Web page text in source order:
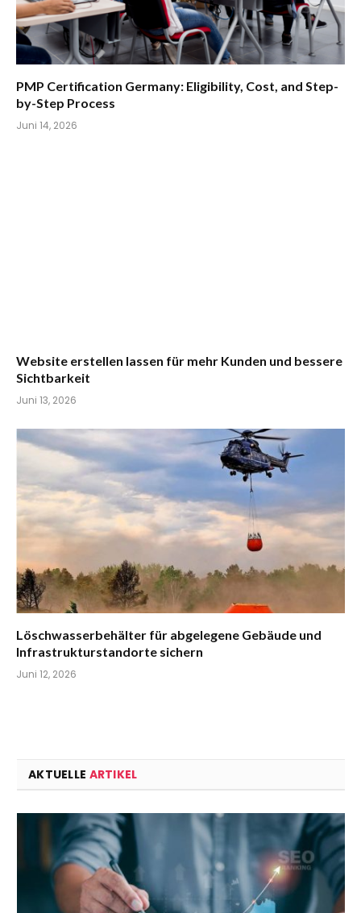
PMP Certification Germany: Eligibility, Cost, and Step-
by-Step Process
Juni 14, 2026
Website erstellen lassen für mehr Kunden und bessere
Sichtbarkeit
Juni 13, 2026
Löschwasserbehälter für abgelegene Gebäude und
Infrastrukturstandorte sichern
Juni 12, 2026
AKTUELLE ARTIKEL